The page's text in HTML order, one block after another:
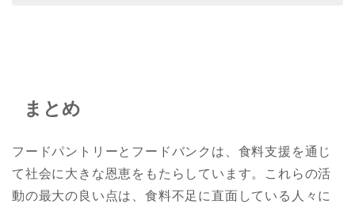
まとめ
フードパントリーとフードバンクは、食料支援を通じ
て社会に大きな恩恵をもたらしています。これらの活
動の最大の良い点は、食料不足に直面している人々に